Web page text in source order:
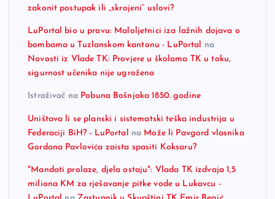
zakonit postupak ili „skrojeni“ uslovi?
LuPortal bio u pravu: Maloljetnici iza lažnih dojava o
bombama u Tuzlanskom kantonu - LuPortal na
Novosti iz Vlade TK: Provjere u školama TK u toku,
sigurnost učenika nije ugrožena
Istraživač na Pobuna Bošnjaka 1850. godine
Uništava li se planski i sistematski teška industrija u
Federaciji BiH? - LuPortal
na Može li Pavgord vlasnika
Gordana Pavlovića zaista spasiti Koksaru?
"Mandati prolaze, djela ostaju": Vlada TK izdvaja 1,5
miliona KM za rješavanje pitke vode u Lukavcu -